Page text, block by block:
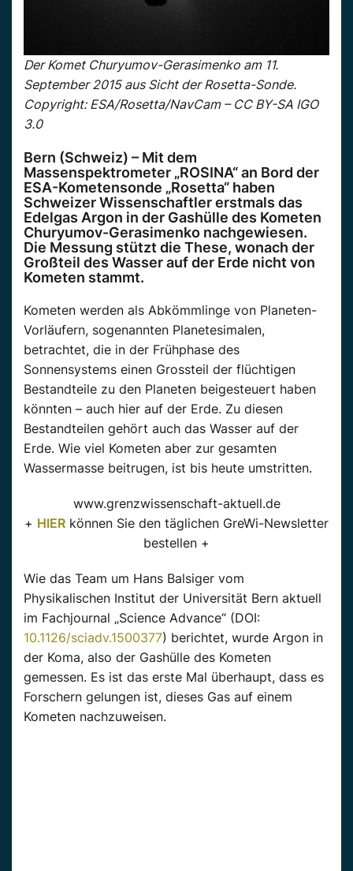
Der Komet Churyumov-Gerasimenko am 11.
September 2015 aus Sicht der Rosetta-Sonde.
Copyright: ESA/Rosetta/NavCam – CC BY-SA IGO
3.0
Bern (Schweiz) – Mit dem
Massenspektrometer „ROSINA“ an Bord der
ESA-Kometensonde „Rosetta“ haben
Schweizer Wissenschaftler erstmals das
Edelgas Argon in der Gashülle des Kometen
Churyumov-Gerasimenko nachgewiesen.
Die Messung stützt die These, wonach der
Großteil des Wasser auf der Erde nicht von
Kometen stammt.
Kometen werden als Abkömmlinge von Planeten-
Vorläufern, sogenannten Planetesimalen,
betrachtet, die in der Frühphase des
Sonnensystems einen Grossteil der flüchtigen
Bestandteile zu den Planeten beigesteuert haben
könnten – auch hier auf der Erde. Zu diesen
Bestandteilen gehört auch das Wasser auf der
Erde. Wie viel Kometen aber zur gesamten
Wassermasse beitrugen, ist bis heute umstritten.
www.grenzwissenschaft-aktuell.de
+ HIER können Sie den täglichen GreWi-Newsletter
bestellen +
Wie das Team um Hans Balsiger vom
Physikalischen Institut der Universität Bern aktuell
im Fachjournal „Science Advance“ (DOI:
10.1126/sciadv.1500377) berichtet, wurde Argon in
der Koma, also der Gashülle des Kometen
gemessen. Es ist das erste Mal überhaupt, dass es
Forschern gelungen ist, dieses Gas auf einem
Kometen nachzuweisen.